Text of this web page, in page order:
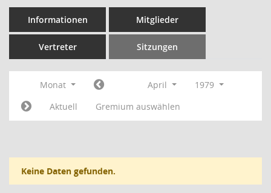
Informationen Mitglieder
Vertreter Sitzungen
Monat April
1979
Aktuell
Gremium auswählen
Keine Daten gefunden.